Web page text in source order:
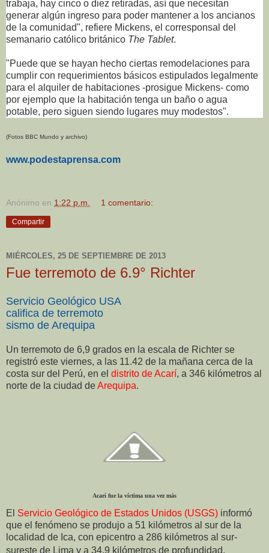
trabaja, hay cinco o diez retiradas, así que necesitan
generar algún ingreso para poder mantener a los ancianos
de la comunidad", refiere Mickens, el corresponsal del
semanario católico británico The Tablet.
"Puede que se hayan hecho ciertas remodelaciones para
cumplir con requerimientos básicos estipulados legalmente
para el alquiler de habitaciones -prosigue Mickens- como
por ejemplo que la habitación tenga un baño o agua
potable, pero siguen siendo lugares muy modestos".
(Fotos BBC Mundo y archivo)
www.podestaprensa.com
Anónimo en 1:22 p.m. 1 comentario:
Compartir
MIÉRCOLES, 25 DE SEPTIEMBRE DE 2013
Fue terremoto de 6.9° Richter
Servicio Geológico USA
califica de terremoto
sismo de Arequipa
Un terremoto de 6,9 grados en la escala de Richter se
registró este viernes, a las 11.42 de la mañana cerca de la
costa sur del Perú, en el distrito de Acarí, a 346 kilómetros al
norte de la ciudad deArequipa.
Acarí fue la víctima una vez más
El Servicio Geológico de Estados Unidos (USGS) informó
que el fenómeno se produjo a 51 kilómetros al sur de la
localidad de Ica, con epicentro a 286 kilómetros al sur-
sureste de Lima y a 34,9 kilómetros de profundidad.